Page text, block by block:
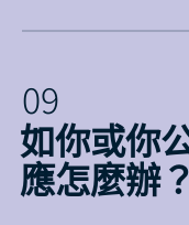
09
如你或你
應怎麼辦？